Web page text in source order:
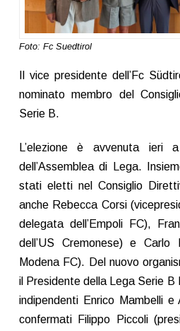
Foto: Fc Suedtirol
Il vice presidente dell’Fc
nominato membro del
Serie B.
L’elezione è avvenuta ieri
dell’Assemblea di Lega.
stati eletti nel Consiglio
anche Rebecca Corsi
delegata dell’Empoli FC),
dell’US Cremonese) e Carlo
Modena FC). Del nuovo
il Presidente della Lega Serie B
indipendenti Enrico Mambelli
confermati Filippo Piccoli